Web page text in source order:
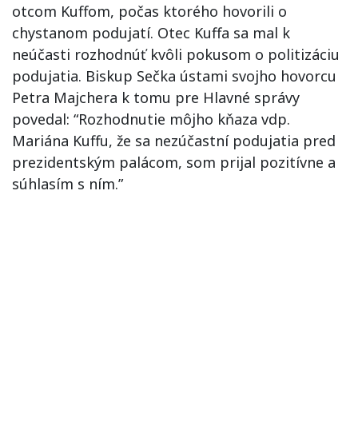
otcom Kuffom, počas ktorého hovorili o
chystanom podujatí. Otec Kuffa sa mal k
neúčasti rozhodnúť kvôli pokusom o politizáciu
podujatia. Biskup Sečka ústami svojho hovorcu
Petra Majchera k tomu pre Hlavné správy
povedal: “Rozhodnutie môjho kňaza vdp.
Mariána Kuffu, že sa nezúčastní podujatia pred
prezidentským palácom, som prijal pozitívne a
súhlasím s ním.”